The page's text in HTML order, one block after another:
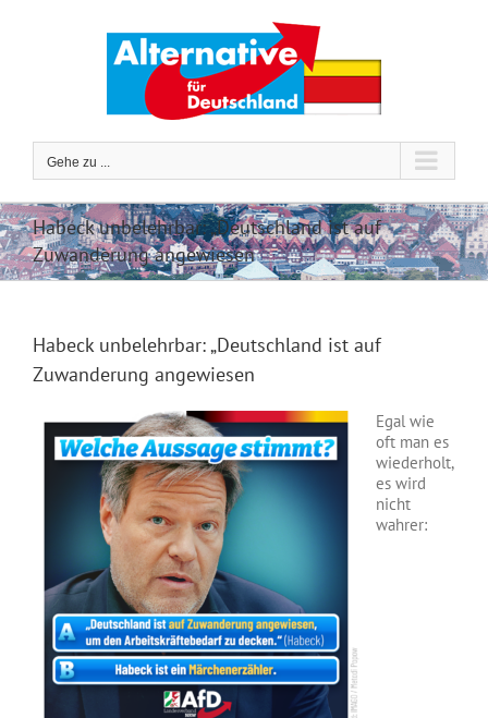
Gehe zu ...
Habeck unbelehrbar: „Deutschland ist auf
Zuwanderung angewiesen
Habeck unbelehrbar: „Deutschland ist auf
Zuwanderung angewiesen
Egal wie
oft man es
wiederholt,
es wird
nicht
wahrer: